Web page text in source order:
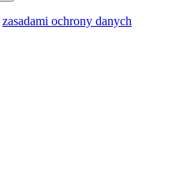
zasadami ochrony danych